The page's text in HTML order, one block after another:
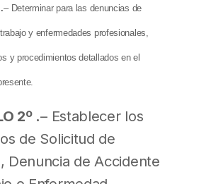
– Determinar para las denuncias de
y enfermedades profesionales,
y procedimientos detallados en el
2º .– Establecer los
de Solicitud de
Denuncia de Accidente